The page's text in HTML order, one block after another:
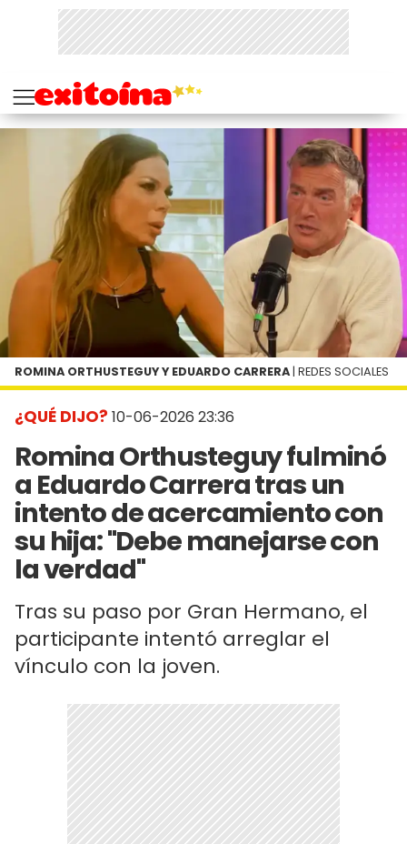
¿QUÉ DIJO? 10-06-2026 23:36
Romina Orthusteguy fulminó
a Eduardo Carrera tras un
intento de acercamiento con
su hija: "Debe manejarse con
la verdad"
Tras su paso por Gran Hermano, el
participante intentó arreglar el
vínculo con la joven.
ROMINA ORTHUSTEGUY Y EDUARDO CARRERA | REDES SOCIALES